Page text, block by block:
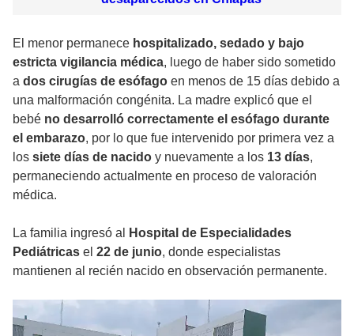
El menor permanece hospitalizado, sedado y bajo
estricta vigilancia médica, luego de haber sido sometido
a dos cirugías de esófago en menos de 15 días debido a
una malformación congénita. La madre explicó que el
bebé no desarrolló correctamente el esófago durante
el embarazo, por lo que fue intervenido por primera vez a
los siete días de nacido y nuevamente a los 13 días,
permaneciendo actualmente en proceso de valoración
médica.
La familia ingresó al
Hospital de Especialidades
Pediátricas el 22 de junio, donde especialistas
mantienen al recién nacido en observación permanente.